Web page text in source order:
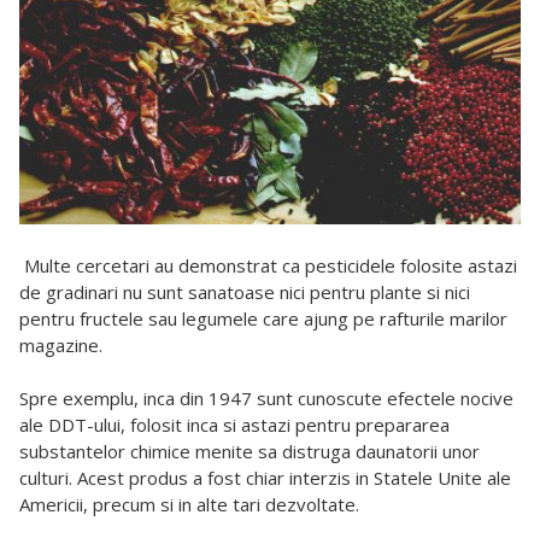
Multe cercetari au demonstrat ca pesticidele folosite astazi
de gradinari nu sunt sanatoase nici pentru plante si nici
pentru fructele sau legumele care ajung pe rafturile marilor
magazine.
Spre exemplu, inca din 1947 sunt cunoscute efectele nocive
ale DDT-ului, folosit inca si astazi pentru prepararea
substantelor chimice menite sa distruga daunatorii unor
culturi. Acest produs a fost chiar interzis in Statele Unite ale
Americii, precum si in alte tari dezvoltate.